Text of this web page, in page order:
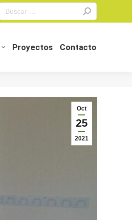
Search:
Proyectos Contacto
Oct
25
2021
Proyectos Contacto